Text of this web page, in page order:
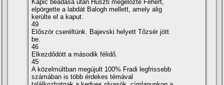
Kapic beadása után Huszti megelőzte Fehért,
elpörgette a labdát Balogh mellett, amely alig
kerülte el a kaput.
49
Először cseréltünk. Bajevski helyett Tőzsér jött
be.
46
Elkezdődött a második félidő.
45
A közelmúltban megújult 100% Fradi legfrissebb
számában is több érdekes témával